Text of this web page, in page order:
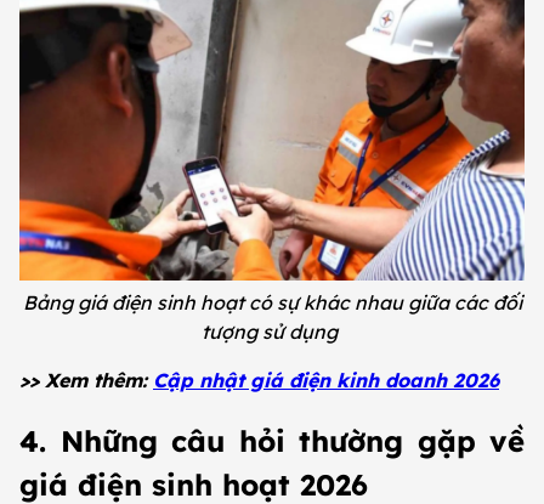
Bảng giá điện sinh hoạt có sự khác nhau giữa các đối
tượng sử dụng
>> Xem thêm: Cập nhật giá điện kinh doanh 2026
4. Những câu hỏi thường gặp về
giá điện sinh hoạt 2026